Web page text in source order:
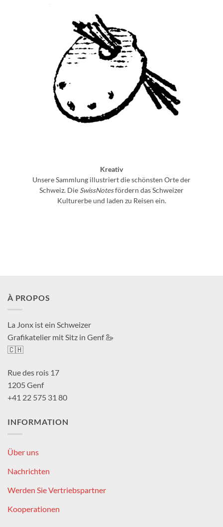
Kreativ
Unsere Sammlung illustriert die schönsten Orte der
Schweiz. Die SwissNotesfördern das Schweizer
Kulturerbe und laden zu Reisen ein.
À PROPOS
La Jonx ist ein Schweizer
Grafikatelier mit Sitz in Genf 🦢
🇨🇭
Rue des rois 17
1205 Genf
+41 22 575 31 80
INFORMATION
Über uns
Nachrichten
Werden Sie Vertriebspartner
Kooperationen